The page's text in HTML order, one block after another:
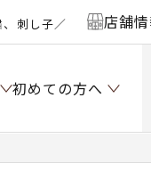
刺し子／ 店舗
初めての方へ